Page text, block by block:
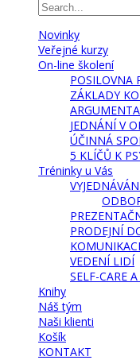
Novinky
Veřejné kurzy
On-line školení
POSILOVNA
ZÁKLADY
JEDNÁNÍ V
ÚČINNÁ
5 KLÍČŮ K
Tréninky u Vás
PRODEJNÍ
VEDENÍ LIDÍ
SELF-CARE
Knihy
Náš tým
Naši klienti
Košík
KONTAKT